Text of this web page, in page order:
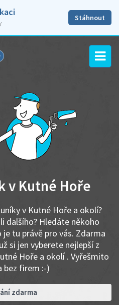
Stáhnout
v Kutné Hoře
v Kutné Hoře a okolí?
dalšího? Hledáte někoho
tu právě pro vás. Zdarma
si jen vyberete nejlepší z
Hoře a okolí . Vyřešmito
bez firem :-)
zdarma